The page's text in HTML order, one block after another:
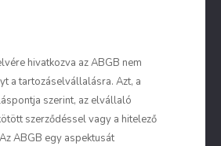
hivatkozva az ABGB nem
a tartozáselvállalásra. Azt, a
szerint, az elvállaló
szerződéssel vagy a hitelező
ABGB egy aspektusát